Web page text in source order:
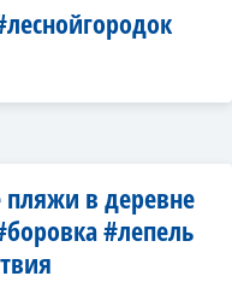
пляжи в деревне
#лепель